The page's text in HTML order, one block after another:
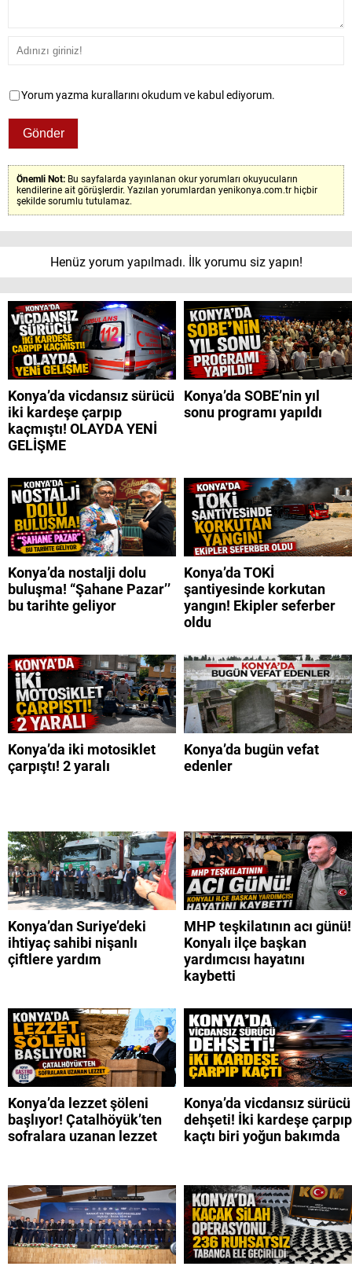
Yorum yazma kurallarını okudum ve kabul ediyorum.
Önemli Not: Bu sayfalarda yayınlanan okur yorumları okuyucuların
kendilerine ait görüşlerdir. Yazılan yorumlardan yenikonya.com.tr hiçbir
şekilde sorumlu tutulamaz.
Henüz yorum yapılmadı. İlk yorumu siz yapın!
Konya’da vicdansız sürücü
iki kardeşe çarpıp
kaçmıştı! OLAYDA YENİ
GELİŞME
Konya’da SOBE’nin yıl
sonu programı yapıldı
Konya’da nostalji dolu
buluşma! “Şahane Pazar’’
bu tarihte geliyor
Konya’da TOKİ
şantiyesinde korkutan
yangın! Ekipler seferber
oldu
Konya’da iki motosiklet
çarpıştı! 2 yaralı
Konya’da bugün vefat
edenler
Konya’dan Suriye’deki
ihtiyaç sahibi nişanlı
çiftlere yardım
MHP teşkilatının acı günü!
Konyalı ilçe başkan
yardımcısı hayatını
kaybetti
Konya’da lezzet şöleni
başlıyor! Çatalhöyük’ten
sofralara uzanan lezzet
Konya’da vicdansız sürücü
dehşeti! İki kardeşe çarpıp
kaçtı biri yoğun bakımda